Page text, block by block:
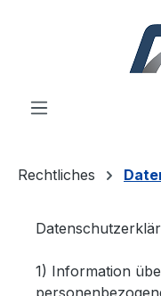
Rechtliches
1) Information